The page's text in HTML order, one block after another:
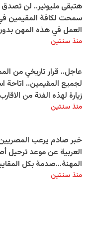
هتبقى مليونير.. لن
سمحت لكافة المقيمين
العمل في هذه المهن
منذ سنتين
عاجل.. قرار تاريخي من
لجميع المقيمين.. اتاحة
زيارة لهذه الفئة من
منذ سنتين
خبر صادم يرعب
العربية عن موعد ترحيل
المهنة…صدمة بكل
منذ سنتين